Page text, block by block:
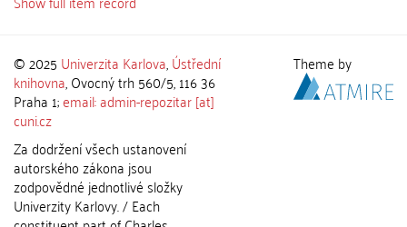
© 2025 Univerzita Karlova,Ústřední
knihovna, Ovocný trh 560/5, 116 36
Praha 1;email: admin-repozitar [at]
cuni.cz
Za dodržení všech ustanovení
autorského zákona jsou
zodpovědné jednotlivé složky
Univerzity Karlovy. / Each
Theme by